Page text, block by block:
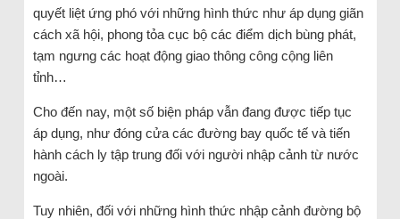
quyết liệt ứng phó với những hình thức như áp dụng giãn
cách xã hội, phong tỏa cục bộ các điểm dịch bùng phát,
tạm ngưng các hoạt động giao thông công cộng liên
tỉnh…
Cho đến nay, một số biện pháp vẫn đang được tiếp tục
áp dụng, như đóng cửa các đường bay quốc tế và tiến
hành cách ly tập trung đối với người nhập cảnh từ nước
ngoài.
Tuy nhiên, đối với những hình thức nhập cảnh đường bộ